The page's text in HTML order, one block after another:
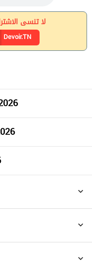
لا تنسى
Devoir.TN